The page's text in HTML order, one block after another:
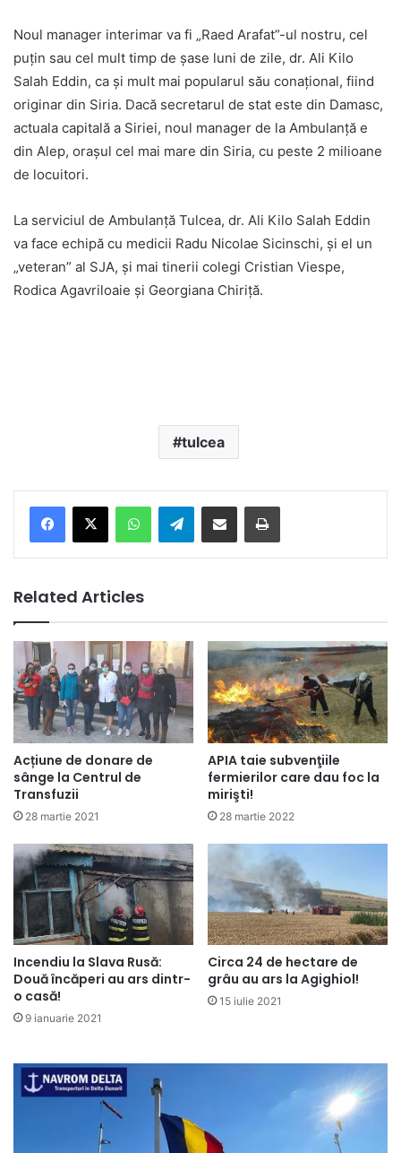
Noul manager interimar va fi „Raed Arafat”-ul nostru, cel
puţin sau cel mult timp de şase luni de zile, dr. Ali Kilo
Salah Eddin, ca şi mult mai popularul său conaţional, fiind
originar din Siria. Dacă secretarul de stat este din Damasc,
actuala capitală a Siriei, noul manager de la Ambulanţă e
din Alep, oraşul cel mai mare din Siria, cu peste 2 milioane
de locuitori.
La serviciul de Ambulanţă Tulcea, dr. Ali Kilo Salah Eddin
va face echipă cu medicii Radu Nicolae Sicinschi, şi el un
„veteran” al SJA, şi mai tinerii colegi Cristian Viespe,
Rodica Agavriloaie şi Georgiana Chiriţă.
tulcea
Telegram
Related Articles
Acțiune de donare de
sânge la Centrul de
Transfuzii
28 martie 2021
APIA taie subvenţiile
fermierilor care dau foc la
mirişti!
28 martie 2022
Incendiu la Slava Rusă:
Două încăperi au ars dintr-
o casă!
9 ianuarie 2021
Circa 24 de hectare de
grâu au ars la Agighiol!
15 iulie 2021